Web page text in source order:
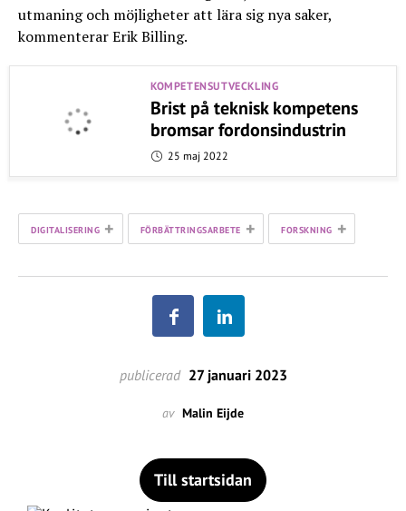
utmaning och möjligheter att lära sig nya saker,
kommenterar Erik Billing.
KOMPETENSUTVECKLING
Brist på teknisk kompetens
bromsar fordonsindustrin
25 maj 2022
DIGITALISERING + FÖRBÄTTRINGSARBETE + FORSKNING +
publicerad 27 januari 2023
av Malin Eijde
Till startsidan